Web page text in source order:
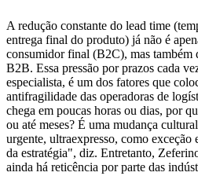
A redução constante do lead time
entrega final do produto) já não é
consumidor final (B2C), mas também
B2B. Essa pressão por prazos cada
especialista, é um dos fatores que
antifragilidade das operadoras de
chega em poucas horas ou dias, por
ou até meses? É uma mudança
urgente, ultraexpresso, como exceção
da estratégia", diz. Entretanto,
ainda há reticência por parte das